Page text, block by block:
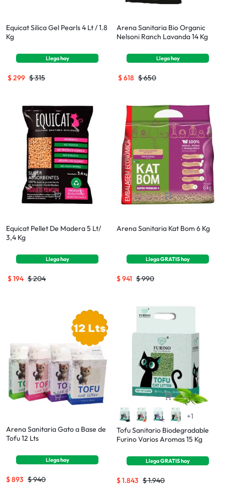
Equicat Silica Gel Pearls 4 Lt / 1.8
Kg
Llegahoy
$315
$299
Arena Sanitaria Bio Organic
Nelsoni Ranch Lavanda 14 Kg
Llegahoy
$650
$618
Equicat Pellet De Madera 5 Lt/
3,4 Kg
Llegahoy
$204
$194
Arena Sanitaria Kat Bom 6 Kg
LlegaGRATIShoy
$990
$941
Arena Sanitaria Gato a Base de
Tofu 12 Lts
Llegahoy
$940
$893
+1
Tofu Sanitario Biodegradable
Furino Varios Aromas 15 Kg
LlegaGRATIShoy
$1.940
$1.843